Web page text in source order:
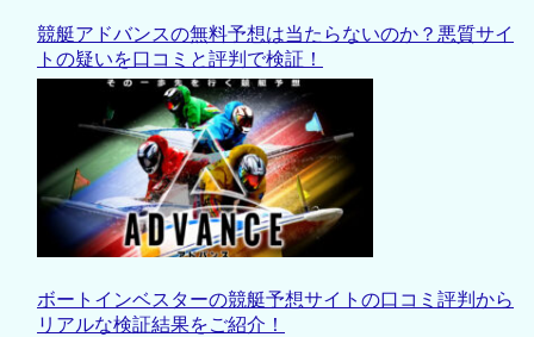
競艇アドバンスの無料予想は当たらないのか？悪質サイ
トの疑いを口コミと評判で検証！
ボートインベスターの競艇予想サイトの口コミ評判から
リアルな検証結果をご紹介！